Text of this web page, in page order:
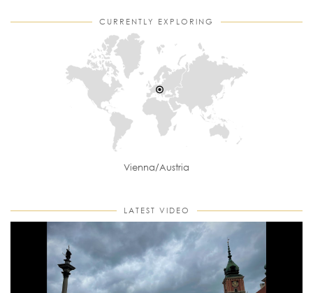
CURRENTLY EXPLORING
Vienna/Austria
LATEST VIDEO